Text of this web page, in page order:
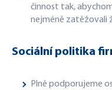
činnost tak,
nejméně zatěžovali
Sociální politika
Plně podporujeme